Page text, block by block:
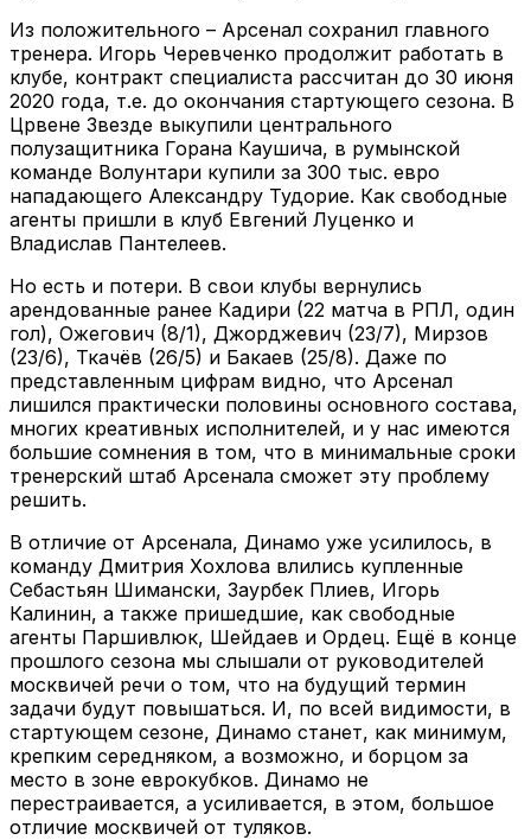
Из положительного – Арсенал сохранил главного
тренера. Игорь Черевченко продолжит работать в
клубе, контракт специалиста рассчитан до 30 июня
2020 года, т.е. до окончания стартующего сезона. В
Црвене Звезде выкупили центрального
полузащитника Горана Каушича, в румынской
команде Волунтари купили за 300 тыс. евро
нападающего Александру Тудорие. Как свободные
агенты пришли в клуб Евгений Луценко и
Владислав Пантелеев.
Но есть и потери. В свои клубы вернулись
арендованные ранее Кадири (22 матча в РПЛ, один
гол), Ожегович (8/1), Джорджевич (23/7), Мирзов
(23/6), Ткачёв (26/5) и Бакаев (25/8). Даже по
представленным цифрам видно, что Арсенал
лишился практически половины основного состава,
многих креативных исполнителей, и у нас имеются
большие сомнения в том, что в минимальные сроки
тренерский штаб Арсенала сможет эту проблему
решить.
В отличие от Арсенала, Динамо уже усилилось, в
команду Дмитрия Хохлова влились купленные
Себастьян Шимански, Заурбек Плиев, Игорь
Калинин, а также пришедшие, как свободные
агенты Паршивлюк, Шейдаев и Ордец. Ещё в конце
прошлого сезона мы слышали от руководителей
москвичей речи о том, что на будущий термин
задачи будут повышаться. И, по всей видимости, в
стартующем сезоне, Динамо станет, как минимум,
крепким середняком, а возможно, и борцом за
место в зоне еврокубков. Динамо не
перестраивается, а усиливается, в этом, большое
отличие москвичей от туляков.